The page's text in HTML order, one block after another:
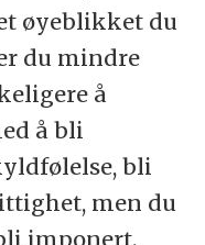
øyeblikket du
du mindre
å
å bli
bli
men du
imponert.